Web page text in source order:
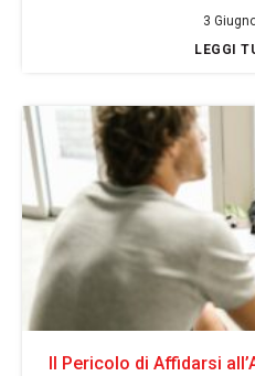
3
LEGGI
Il Pericolo di Affidarsi